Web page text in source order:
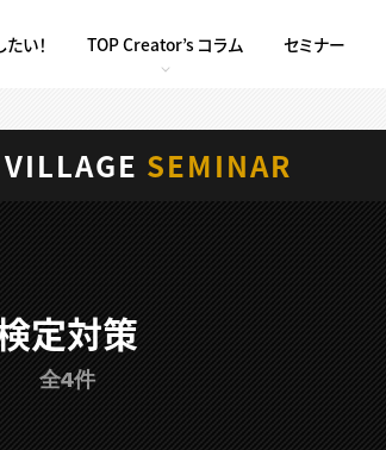
い！ TOP Creator’s コラム セミナー
SEMINAR
定対策
全4件